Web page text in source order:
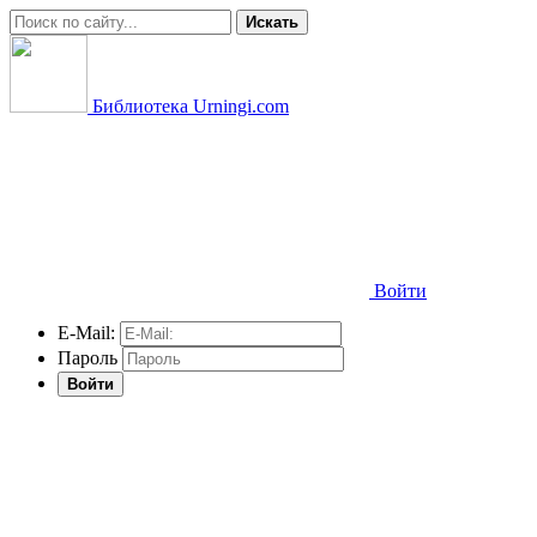
Искать
Библиотека Urningi.com
Войти
E-Mail:
Пароль
Войти